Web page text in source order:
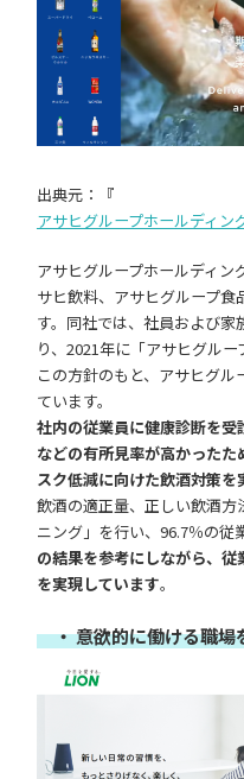
出典元：『
アサヒグループホールディ
アサヒグループホールディ
サヒ飲料、アサヒグループ
す。同社では、社員および
り、2021年に「アサヒグルー
この方針のもと、アサヒグ
ています。
社内の従業員に健康診断を
などの有所見率が高かった
スク低減に向けた飲酒対策を
飲酒の適正量、正しい飲酒
ニング」を行い、96.7％の従
の結果を参考にしながら、
を実現しています。
・ 意欲的に働ける職